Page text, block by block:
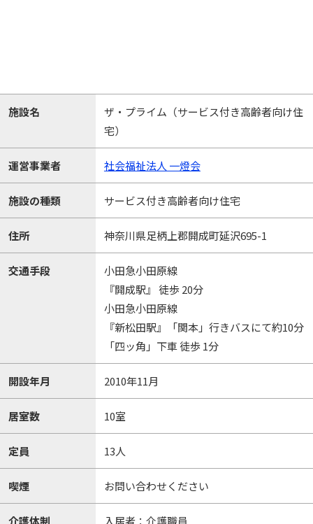
施設名
ザ・プライム（サービス付き高齢者向け住
宅）
運営事業者 社会福祉法人 一燈会
施設の種類 サービス付き高齢者向け住宅
住所 神奈川県足柄上郡開成町延沢695-1
交通手段
小田急小田原線
『開成駅』 徒歩 20分
小田急小田原線
『新松田駅』「関本」行きバスにて約10分
「四ッ角」下車 徒歩 1分
開設年月 2010年11月
居室数 10室
定員 13人
喫煙 お問い合わせください